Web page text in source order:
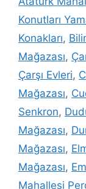
Konutları
Konakları,
Mağazası,
Çarşı Evleri,
Mağazası,
Senkron,
Mağazası,
Mağazası,
Mağazası,
Mahallesi